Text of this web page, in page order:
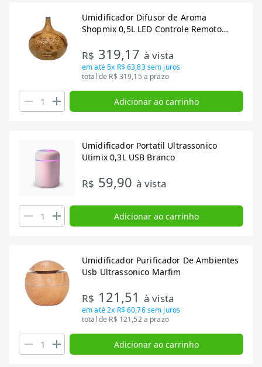
Umidificador Difusor de Aroma
Shopmix 0,5L LED Controle Remoto
R$ 319,17 à vista
em até5x R$ 63,83sem juros
total de R$ 319,15 a prazo
Adicionar ao carrinho
Umidificador Portatil Ultrassonico
Utimix 0,3L USB Branco
R$ 59,90 à vista
Adicionar ao carrinho
Umidificador Purificador De Ambientes
Usb Ultrassonico Marfim
R$ 121,51 à vista
em até2x R$ 60,76sem juros
total de R$ 121,52 a prazo
Adicionar ao carrinho